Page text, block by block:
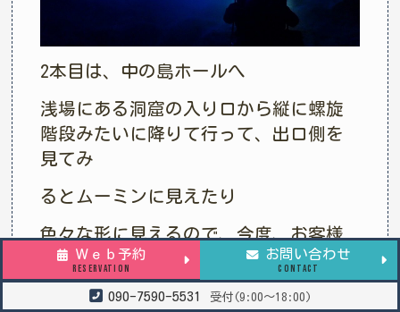
2本目は、中の島ホールへ
浅場にある洞窟の入り口から縦に螺旋
階段みたいに降りて行って、出口側を
見てみ
るとムーミンに見えたり
色々な形に見えるので、今度、お客様
にアンケートでもとってみよーかなぁ
ー😃
Ｗｅｂ予約
RESERVATION
お問い合わせ
CONTACT
090-7590-5531 受付(9:00～18:00)